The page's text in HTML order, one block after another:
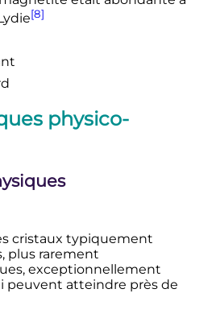
[8]
physico-
cristaux typiquement
plus rarement
exceptionnellement
peuvent atteindre près de